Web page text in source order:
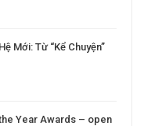
Mới: Từ “Kể Chuyện”
Year Awards – open